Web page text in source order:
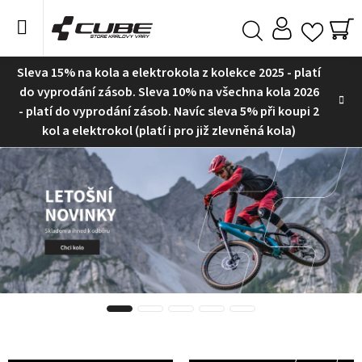
Sleva 15% na kola a elektrokola z kolekce 2025 - platí
do vyprodání zásob. Sleva 10% na všechna kola 2026
- platí do vyprodání zásob. Navíc sleva 5% při koupi 2
kol a elektrokol (platí i pro již zlevněná kola)
C
U
B
E
S
t